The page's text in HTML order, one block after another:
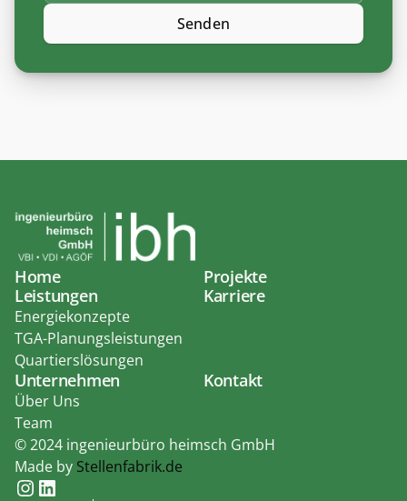
Senden
Home
Projekte
Leistungen
Energiekonzepte
TGA-Planungsleistungen
Quartierslösungen
Karriere
Unternehmen
Über Uns
Team
Kontakt
© 2024 ingenieurbüro heimsch GmbH
Made by Stellenfabrik.de